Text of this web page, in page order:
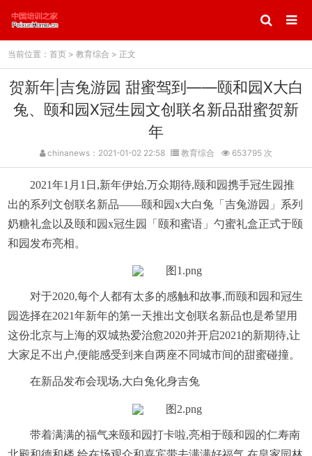
当前位置： 首页> 教育综合 > 正文
贺新年|吉兔游园 甜蜜驾到——颐和园X大白
兔、颐和园X冠生园文创联名新品甜蜜贺新
年
chinanews：2021-01-02 22:58 教育综合 653795 次
2021年1月1日,新年伊始,万众期待,颐和园携手冠生园推
出的系列文创联名新品——颐和园x大白兔「吉兔游园」系列
奶糖礼盒以及颐和园x冠生园「颐和蜜语」勺蜜礼盒正式于颐
和园发布亮相。
对于2020,每个人都有太多的感触和故事,而颐和园和冠生
园选择在2021年新年的第一天推出文创联名新品也是希望用
这份北京与上海的双城热爱治愈2020并开启2021的新期待,让
大家足不出户,便能感受到来自两座不同城市间的甜蜜碰撞。
在新品发布会现场,大白兔化身吉兔
带着满满的福气来颐和园打卡啦,亮相于颐和园的仁寿南